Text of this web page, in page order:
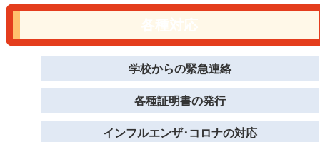
学校からの緊急連絡
各種証明書の発行
インフルエンザ･コロナの対応